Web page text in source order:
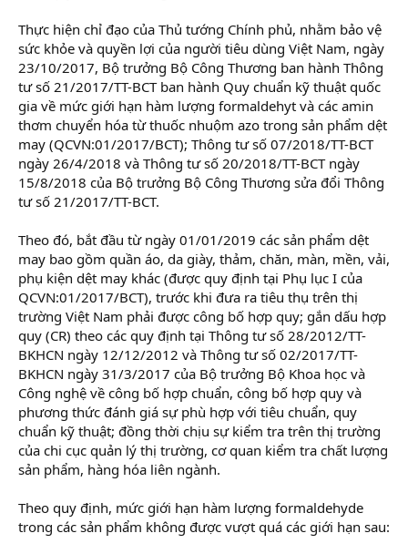
Thực hiện chỉ đạo của Thủ tướng Chính phủ, nhằm bảo vệ
sức khỏe và quyền lợi của người tiêu dùng Việt Nam, ngày
23/10/2017, Bộ trưởng Bộ Công Thương ban hành Thông
tư số 21/2017/TT-BCT ban hành Quy chuẩn kỹ thuật quốc
gia về mức giới hạn hàm lượng formaldehyt và các amin
thơm chuyển hóa từ thuốc nhuộm azo trong sản phẩm dệt
may (QCVN:01/2017/BCT); Thông tư số 07/2018/TT-BCT
ngày 26/4/2018 và Thông tư số 20/2018/TT-BCT ngày
15/8/2018 của Bộ trưởng Bộ Công Thương sửa đổi Thông
tư số 21/2017/TT-BCT.
Theo đó, bắt đầu từ ngày 01/01/2019 các sản phẩm dệt
may bao gồm quần áo, da giày, thảm, chăn, màn, mền, vải,
phụ kiện dệt may khác (được quy định tại Phụ lục I của
QCVN:01/2017/BCT), trước khi đưa ra tiêu thụ trên thị
trường Việt Nam phải được công bố hợp quy; gắn dấu hợp
quy (CR) theo các quy định tại Thông tư số 28/2012/TT-
BKHCN ngày 12/12/2012 và Thông tư số 02/2017/TT-
BKHCN ngày 31/3/2017 của Bộ trưởng Bộ Khoa học và
Công nghệ về công bố hợp chuẩn, công bố hợp quy và
phương thức đánh giá sự phù hợp với tiêu chuẩn, quy
chuẩn kỹ thuật; đồng thời chịu sự kiểm tra trên thị trường
của chi cục quản lý thị trường, cơ quan kiểm tra chất lượng
sản phẩm, hàng hóa liên ngành.
Theo quy định, mức giới hạn hàm lượng formaldehyde
trong các sản phẩm không được vượt quá các giới hạn sau: